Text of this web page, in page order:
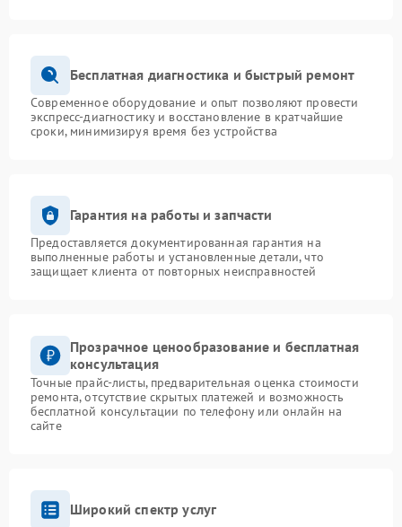
Бесплатная диагностика и быстрый ремонт
Современное оборудование и опыт позволяют провести
экспресс-диагностику и восстановление в кратчайшие
сроки, минимизируя время без устройства
Гарантия на работы и запчасти
Предоставляется документированная гарантия на
выполненные работы и установленные детали, что
защищает клиента от повторных неисправностей
Прозрачное ценообразование и бесплатная
консультация
Точные прайс-листы, предварительная оценка стоимости
ремонта, отсутствие скрытых платежей и возможность
бесплатной консультации по телефону или онлайн на
сайте
Широкий спектр услуг